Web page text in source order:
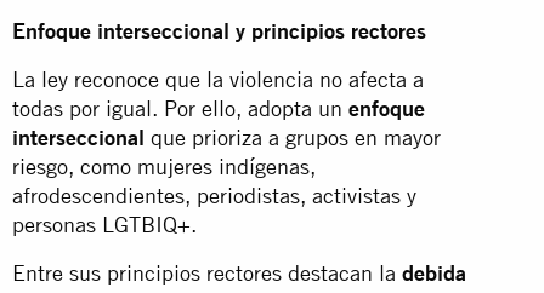
Enfoque interseccional y principios rectores
La ley reconoce que la violencia no afecta a
todas por igual. Por ello, adopta un enfoque
interseccional que prioriza a grupos en mayor
riesgo, como mujeres indígenas,
afrodescendientes, periodistas, activistas y
personas LGTBIQ+.
Entre sus principios rectores destacan la debida